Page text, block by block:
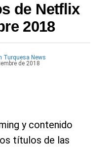
de Netflix
2018
Turquesa News
de 2018
y contenido
títulos de las